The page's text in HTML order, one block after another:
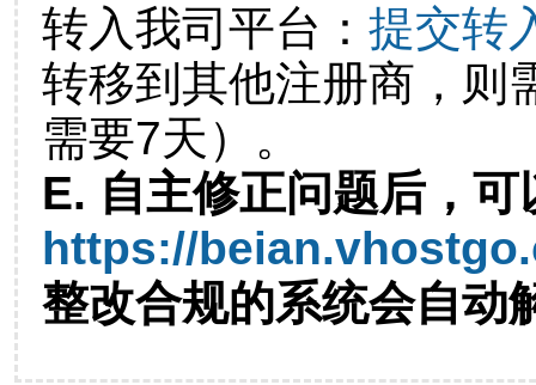
转入我司平台： 提交转
转移到其他注册商，则
需要7天）。
E. 自主修正问题后，可
https://
整改合规的系统会自动